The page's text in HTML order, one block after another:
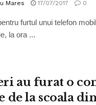
Mares 17/07/2017 0
furtul unui telefon
la ora ...
au furat o
de la scoala